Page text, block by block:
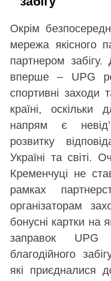
Окрім
мережа якісного
партнером
вперше – UPG
спортивні заходи
країні, оскільки
напрям є
розвитку
Україні та світі.
Кременчуці не
рамках
організаторам
бонусні картки на
заправок UPG
благодійного
які приєдналися